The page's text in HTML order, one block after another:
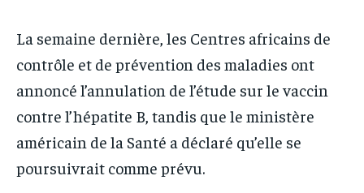
La semaine dernière, les Centres africains de
contrôle et de prévention des maladies ont
annoncé l’annulation de l’étude sur le vaccin
contre l’hépatite B, tandis que le ministère
américain de la Santé a déclaré qu’elle se
poursuivrait comme prévu.